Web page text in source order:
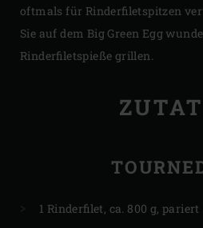
oftmals für Rinderfiletspitzen
Sie auf dem Big Green Egg
Rinderfiletspieße grillen.
1 Rinderfilet, ca. 800 g, pariert